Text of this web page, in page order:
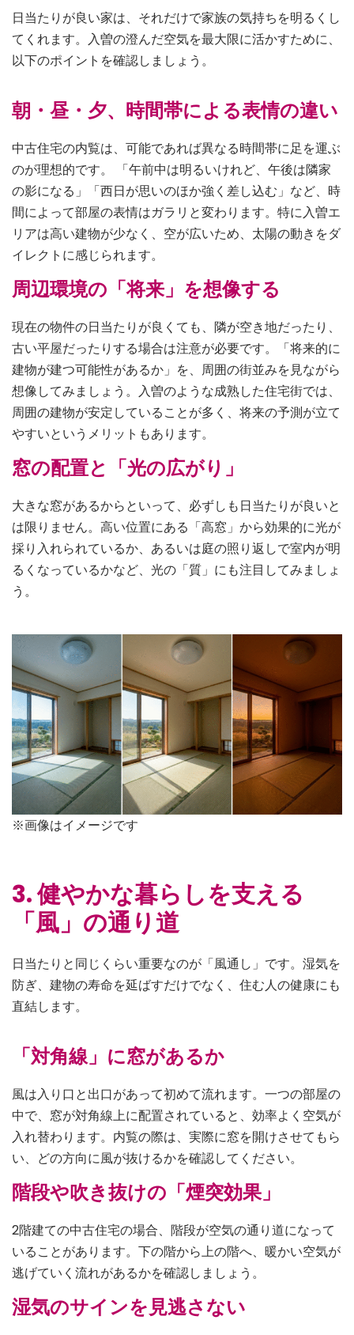
日当たりが良い家は、それだけで家族の気持ちを明るくし
てくれます。入曽の澄んだ空気を最大限に活かすために、
以下のポイントを確認しましょう。
朝・昼・夕、時間帯による表情の違い
中古住宅の内覧は、可能であれば異なる時間帯に足を運ぶ
のが理想的です。 「午前中は明るいけれど、午後は隣家
の影になる」「西日が思いのほか強く差し込む」など、時
間によって部屋の表情はガラリと変わります。特に入曽エ
リアは高い建物が少なく、空が広いため、太陽の動きをダ
イレクトに感じられます。
周辺環境の「将来」を想像する
現在の物件の日当たりが良くても、隣が空き地だったり、
古い平屋だったりする場合は注意が必要です。「将来的に
建物が建つ可能性があるか」を、周囲の街並みを見ながら
想像してみましょう。入曽のような成熟した住宅街では、
周囲の建物が安定していることが多く、将来の予測が立て
やすいというメリットもあります。
窓の配置と「光の広がり」
大きな窓があるからといって、必ずしも日当たりが良いと
は限りません。高い位置にある「高窓」から効果的に光が
採り入れられているか、あるいは庭の照り返しで室内が明
るくなっているかなど、光の「質」にも注目してみましょ
う。
※画像はイメージです
3. 健やかな暮らしを支える
「風」の通り道
日当たりと同じくらい重要なのが「風通し」です。湿気を
防ぎ、建物の寿命を延ばすだけでなく、住む人の健康にも
直結します。
「対角線」に窓があるか
風は入り口と出口があって初めて流れます。一つの部屋の
中で、窓が対角線上に配置されていると、効率よく空気が
入れ替わります。内覧の際は、実際に窓を開けさせてもら
い、どの方向に風が抜けるかを確認してください。
階段や吹き抜けの「煙突効果」
2階建ての中古住宅の場合、階段が空気の通り道になって
いることがあります。下の階から上の階へ、暖かい空気が
逃げていく流れがあるかを確認しましょう。
湿気のサインを見逃さない